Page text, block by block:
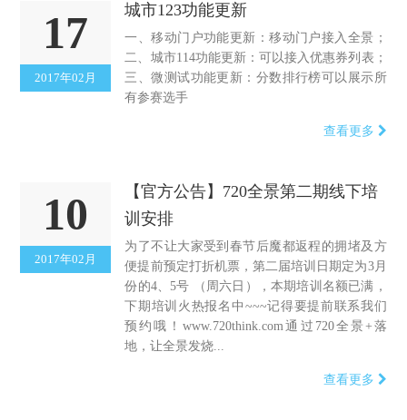
17
2017年02月
城市123功能更新
一、移动门户功能更新：移动门户接入全景；
二、城市114功能更新：可以接入优惠券列表；
三、微测试功能更新：分数排行榜可以展示所
有参赛选手
查看更多
10
2017年02月
【官方公告】720全景第二期线下培
训安排
为了不让大家受到春节后魔都返程的拥堵及方
便提前预定打折机票，第二届培训日期定为3月
份的4、5号 （周六日），本期培训名额已满，
下期培训火热报名中~~~记得要提前联系我们
预约哦！www.720think.com通过720全景+落
地，让全景发烧...
查看更多